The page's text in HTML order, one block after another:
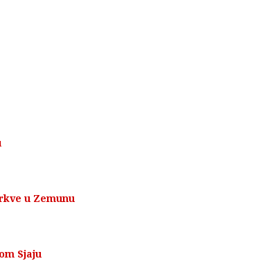
u Zemunu
Sjaju